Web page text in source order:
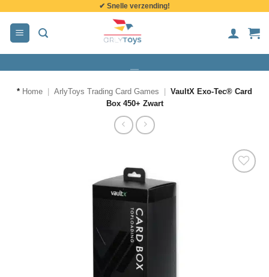
inhoud
✔ Snelle verzending!
* Home ArlyToys Trading Card Games
VaultX Exo-Tec® Card
Box 450+ Zwart